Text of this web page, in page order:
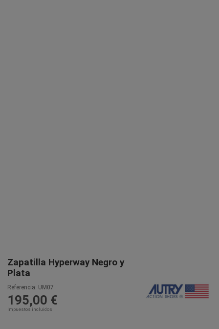
Zapatilla Hyperway Negro y
Plata
Referencia: UM07
195,00 €
Impuestos incluidos